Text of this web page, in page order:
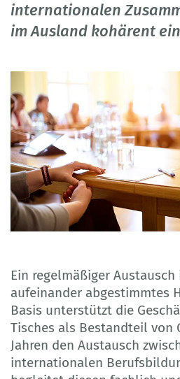
internationalen
im Ausland kohärent
Ein regelmäßiger
aufeinander abgestimmtes
Basis unterstützt die
Tisches als Bestandteil von
Jahren den Austausch
internationalen